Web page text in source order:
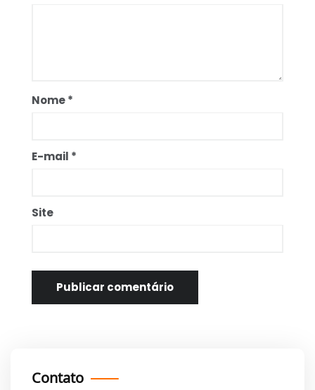
Nome*
E-mail *
Site
Contato